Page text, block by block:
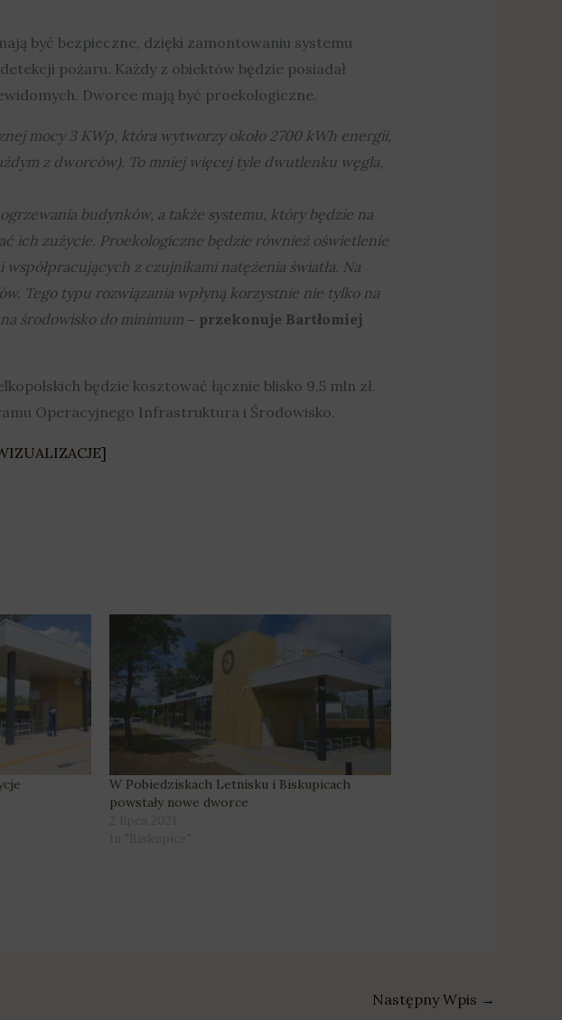
być bezpieczne, dzięki zamontowaniu systemu
pożaru. Każdy z obiektów będzie posiadał
Dworce mają być proekologiczne.
mocy 3 KWp, która wytworzy około 2700 kWh energii,
z dworców). To mniej więcej tyle dwutlenku węgla,
budynków, a także systemu, który będzie na
ich zużycie. Proekologiczne będzie również oświetlenie
z czujnikami natężenia światła. Na
Tego typu rozwiązania wpłyną korzystnie nie tylko na
środowisko do minimum– przekonuje Bartłomiej
będzie kosztować łącznie blisko 9,5 mln zł.
Operacyjnego Infrastruktura i Środowisko.
W Pobiedziskach Letnisku i Biskupicach
powstały nowe dworce
Następny Wpis →